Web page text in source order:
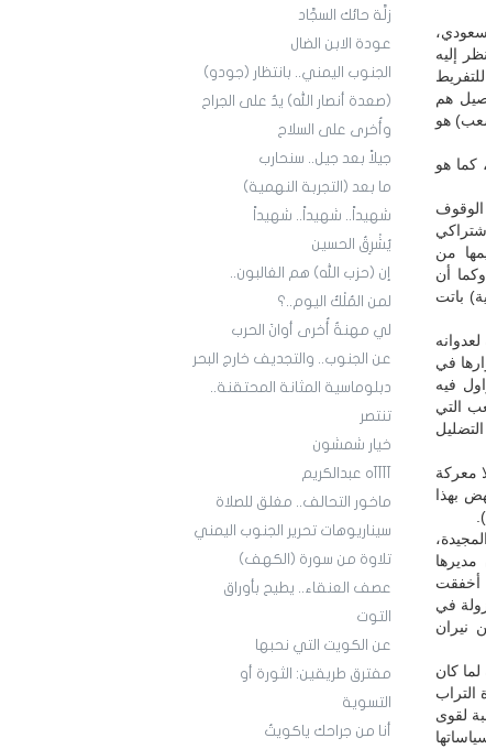
زلَّة حائك السجَّاد
عودة الابن الضال
الجنوب اليمني.. بانتظار (جودو)
(صعدة أنصار الله) يدٌ على الجراح
وأُخرى على السلاح
جيلاً بعد جيل.. سنحارب
ما بعد (التجربة النهمية)
شهيداً.. شهيداً.. شهيداً
يُشْرِقُ الحسين
إن (حزب الله) هم الغالبون..
لمن المُلْكُ اليوم..؟
لي مهنةٌ أُخرى أوانَ الحرب
عن الجنوب.. والتجديف خارج البحر
دبلوماسية المثانة المحتقنة..
تنتصر
خيار شمشون
آآآآه عبدالكريم
ماخور التحالف.. مغلق للصلاة
سيناريوهات تحرير الجنوب اليمني
تلاوة من سورة (الكهف)
عصف العنقاء.. يطيح بأوراق
التوت
عن الكويت التي نحبها
مفترق طريقين: الثورة أو
التسوية
أنا من جراحك ياكويتُ
إليه
هم
هو
كما هو
من
أن
باتت
لعدوانه
في
فيه
التي
معركة
بهذا
الوطنية المجيدة،
لعدوان مديرها
أخفقت
في
نيران
كان
لقوى